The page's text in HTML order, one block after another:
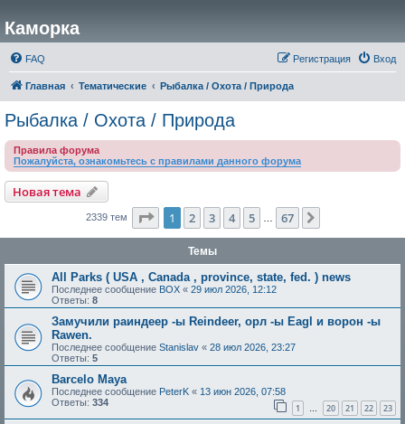
Каморка
FAQ Вход
Регистрация
Главная Тематические Рыбалка / Охота / Природа
Рыбалка / Охота / Природа
Правила форума
Пожалуйста, ознакомьтесь с правилами данного форума
Новая тема
2339 тем Страница из 67
1 2 3 4 5 67
Темы
All Parks ( USA , Canada , province, state, fed. ) news
Последнее сообщение BOX « 29 июл 2026, 12:12
Ответы: 8
Замучили раиндеер -ы Reindeer, орл -ы Eagl и ворон -ы
Rawen.
Последнее сообщение Stanislav « 28 июл 2026, 23:27
Ответы: 5
Barcelo Maya
Последнее сообщение PeterK « 13 июн 2026, 07:58
Ответы: 334 1 … 20 21 22 23